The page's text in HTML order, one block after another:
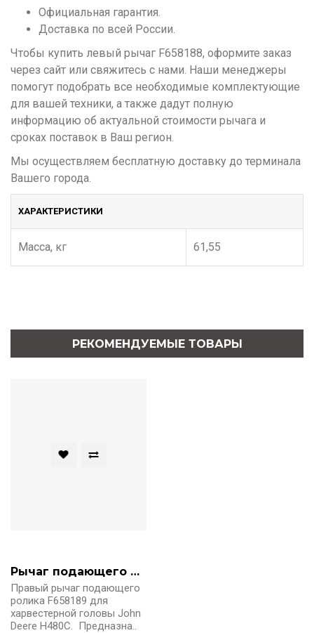
Официальная гарантия.
Доставка по всей России.
Чтобы купить левый рычаг F658188, оформите заказ
через сайт или свяжитесь с нами. Наши менеджеры
помогут подобрать все необходимые комплектующие
для вашей техники, а также дадут полную
информацию об актуальной стоимости рычага и
сроках поставок в Ваш регион.
Мы осуществляем бесплатную доставку до терминала
Вашего города.
ХАРАКТЕРИСТИКИ
Масса, кг 61,55
РЕКОМЕНДУЕМЫЕ ТОВАРЫ
Рычаг подающего ролика правый F658189 John Deere
Правый рычаг подающего
ролика F658189 для
харвестерной головы John
Deere H480C. Предназна..